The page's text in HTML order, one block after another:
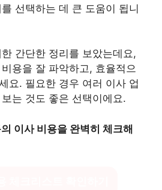
선택하는 데 큰 도움이 됩니
간단한 정리를 보았는데요,
용을 잘 파악하고, 효율적으
요. 필요한 경우 여러 이사 업
는 것도 좋은 선택이에요.
이사 비용을 완벽히 체크해